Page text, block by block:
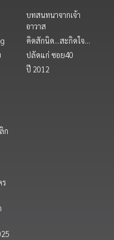
บทสนทนาจากเจ้า
อาวาส
คิดสักนิด...สะกิดใจ...
ปลัดแก่ ซอย40
ปี 2012
ก
ร